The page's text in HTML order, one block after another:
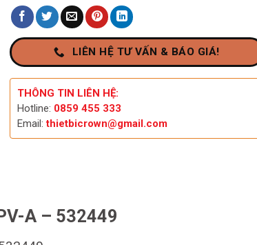
LIÊN HỆ TƯ VẤN & BÁO GIÁ!
THÔNG TIN LIÊN HỆ:
Hotline: 0859 455 333
Email:thietbicrown@gmail.com
A – 532449